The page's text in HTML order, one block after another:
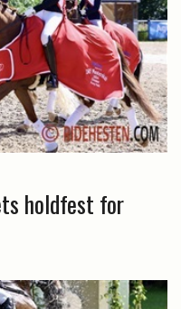
holdfest for